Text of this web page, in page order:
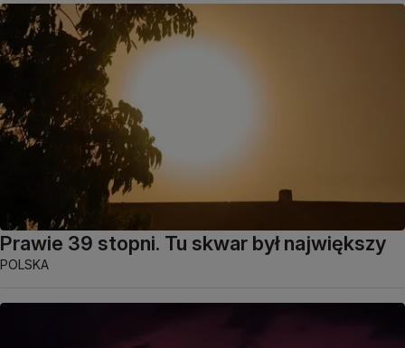
Prawie 39 stopni. Tu skwar był największy
POLSKA